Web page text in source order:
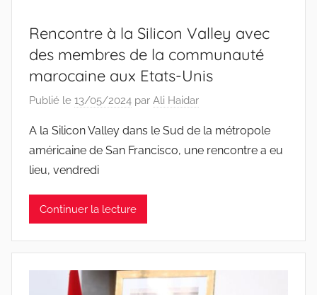
Rencontre à la Silicon Valley avec
des membres de la communauté
marocaine aux Etats-Unis
Publié le 13/05/2024 par Ali Haidar
A la Silicon Valley dans le Sud de la métropole
américaine de San Francisco, une rencontre a eu
lieu, vendredi
Continuer la lecture